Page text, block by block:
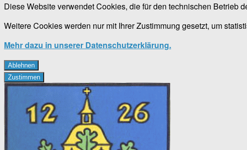
Diese Website verwendet Cookies, die für den technischen Betrieb
Weitere Cookies werden nur mit Ihrer Zustimmung gesetzt, um
Mehr dazu in unserer Datenschutzerklärung.
Ablehnen
Zustimmen